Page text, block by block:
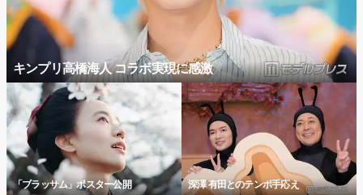
キンプリ高橋海人 コラボ実現に感激
「ブラッサム」ポスター公開 深澤 有田とのテンポ手応え